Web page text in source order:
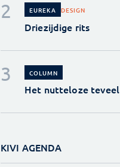
EUREKA DESIGN
Driezijdige rits
COLUMN
Het nutteloze teveel
KIVI AGENDA